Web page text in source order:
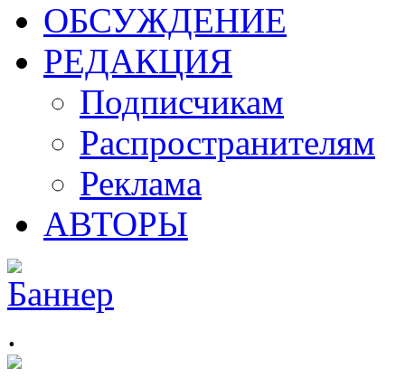
ОБСУЖДЕНИЕ
РЕДАКЦИЯ
Подписчикам
Распространителям
Реклама
АВТОРЫ
.